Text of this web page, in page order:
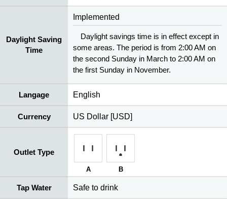
Daylight Saving
Time
Implemented
Daylight savings time is in effect except in
some areas. The period is from 2:00 AM on
the second Sunday in March to 2:00 AM on
the first Sunday in November.
Langage English
Currency US Dollar [USD]
Outlet Type
A B
Tap Water Safe to drink